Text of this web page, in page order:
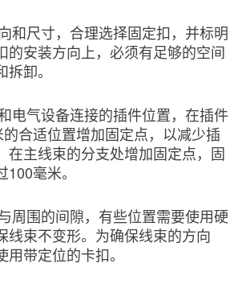
和尺寸，合理选择固定扣，并标明
的安装方向上，必须有足够的空间
卸。
电气设备连接的插件位置，在插件
合适位置增加固定点，以减少插
在主线束的分支处增加固定点，固
毫米。
周围的间隙，有些位置需要使用硬
线束不变形。为确保线束的方向
带定位的卡扣。